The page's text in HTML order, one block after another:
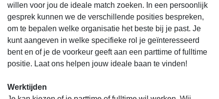
willen voor jou de ideale match zoeken. In een persoonlijk
gesprek kunnen we de verschillende posities bespreken,
om te bepalen welke organisatie het beste bij je past. Je
kunt aangeven in welke specifieke rol je geïnteresseerd
bent en of je de voorkeur geeft aan een parttime of fulltime
positie. Laat ons helpen jouw ideale baan te vinden!
Werktijden